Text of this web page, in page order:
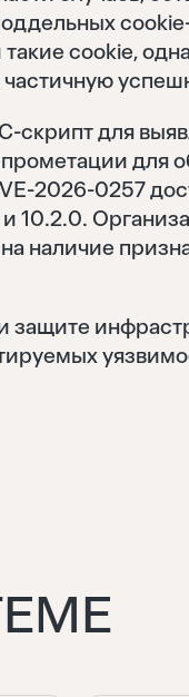
cookie,
частичную
скрипт для
для
2026-0257
10.2.0.
наличие
защите